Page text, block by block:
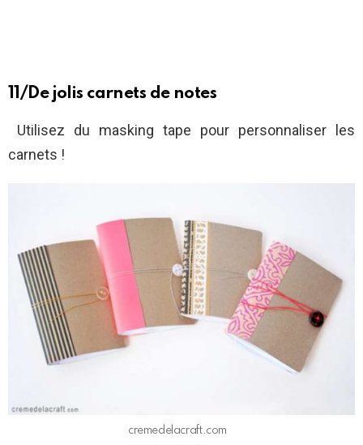
11/De jolis carnets de notes
Utilisez du masking tape pour personnaliser les
carnets !
cremedelacraft.com